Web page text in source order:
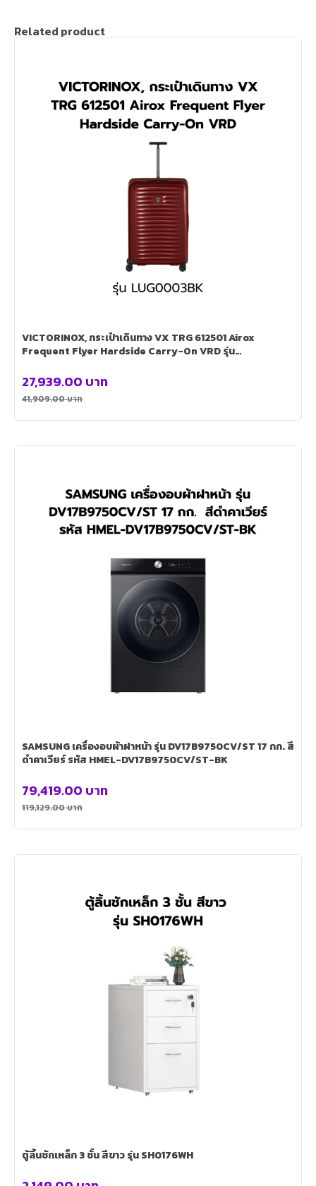
Related product
VICTORINOX, กระเป๋าเดินทาง VX TRG 612501 Airox
Frequent Flyer Hardside Carry-On VRD รุ่น
41,909.00บาท
27,939.00 บาท
SAMSUNG เครื่องอบผ้าฝาหน้า รุ่น DV17B9750CV/ST 17 กก. สี
ดำคาเวียร์ รหัส HMEL-DV17B9750CV/ST-BK
119,129.00บาท
79,419.00 บาท
ตู้ลิ้นชักเหล็ก 3 ชั้น สีขาว รุ่น SH0176WH